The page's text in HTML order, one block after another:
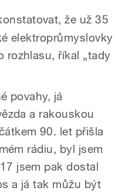
že už 35
elektroprůmyslovky
rozhlasu, říkal „tady
povahy, já
a rakouskou
90. let přišla
rádiu, byl jsem
jsem pak dostal
a já tak můžu být